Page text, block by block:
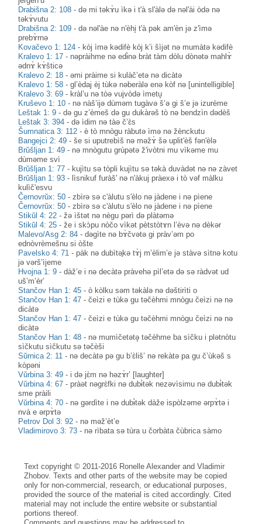
Drabišna 2: 108 -də mi təkɤ̀u ìkə i t'à sl'àlə də nəl'ài òdə nə
təkɤ̀vutu
Drabišna 2: 109 -də nəl'àe nə n'èhi̥ t'à pək am'èn jə z'ìmə
prebɤ̀rnə
Kovačevo 1: 124 - kòj ìmə kədifè kòj k’i šìjət nə mumàtə kədifè
Kralevo 1: 17 - nəpràihme nə edɨ̀nə bràt tàm dòlu dònətə mahlɤ̀
ədnɤ̀ kɤ̀šticə
Kralevo 2: 18 -əmi pràime si kulàč’etə nə dicàtə
Kralevo 1: 58 -gl’èdaj èj tùkə nəberàlə enə kòf nə [unintelligible]
Kralevo 3: 69 - kràl’u nə tòə vujvòdə ìmetu̥
Kruševo 1: 10 - nə nàš’ijə dùməm tugàvə š’ə gi š’e jə izurème
Leštak 1: 9 -də gu z’èmeš də gu dukàrəš tò nə bendzìn dədèš
Leštak 3: 394 -də ìdim nə tàə č’ɛ̀s
Šumnatica 3: 112 -è tò mnògu ràbutə ìmə nə žènckutu
Bangejci 2: 49 -še si uputrebìš nə məžɤ̀ šə uplit'èš fən'èlə
Brŭšljan 1: 49 - nə mnògutu grùpətə ž'ivòtni mu vìkəme mu
dùməme svì
Brŭšljan 1: 77 - kujìtu sə tòpli kujìtu sə təkà duvàdət nə nə zàvet
Brŭšljan 1: 93 - lìsnikuf furàš' nə n'àkuj pràexə i tò vəf màlku
kulìč'esvu
Černovrŭx: 50 -zbìrə sə c'àlutu s'èlo nə jàdene i nə pìene
Černovrŭx: 50 -zbìrə sə c'àlutu s'èlo nə jàdene i nə pìene
Stikŭl 4: 22 -žə ìštət nə nègu pərì də plàtəmə
Stikŭl 4: 25 -že i skɔ̀pu nòčo vìkət pètstòtɤn l’èvə nə dèkər
Malevo/Asg 2: 84 -dəgìte nə bɤ̀čvətə gi pràv’əm po
ednòvrèmešnu si òšte
Pavelsko 4: 71 -pàk nə dubìtә̥kə tɤ̀j m’èlim’e jə stàvə sìtnə kotu
jə vərš’ìjeme
Hvojna 1: 9 -dàž’e i nə decàtə pràvehə pìl’etə də sə ràdvət ud
uš’m’èr’
Stančov Han 1: 45 -ò kòlku sәm tәkàlә nә dәštirìti o
Stančov Han 1: 47 -čeìzi e tùkә gu tәčèhmi mnògu čeìzi nə nə
dicàtə
Stančov Han 1: 47 -čeìzi e tùkә gu tәčèhmi mnògu čeìzi nə nə
dicàtə
Stančov Han 1: 48 - nə mumìčetətə̥ təčèhme ba sìčku i plәtnòtu
sìčkutu sìčkutu sә tәčèši
Sŭrnica 2: 11 - nə decàtə pə gu b’ɛ̀liš’ nə rekàtə pa gu č’ùkəš s
kòpəni
Vŭrbina 3: 49 - i də jɛ̀m nə həzɤ̀r’ [laughter]
Vŭrbina 4: 67 -pràət nəgrɛ̀fki nə dubɨ̀tək nezəvìsimu nə dubɨ̀tək
sme pràili
Vŭrbina 4: 70 - nə gərdìte i nə dubɨ̀tək dàže ispòlzəme ərpɤ̀tə i
nvà e ərpɤ̀tə
Petrov Dol 3: 92 - nə məž’èt’e
Vladimirovo 3: 73 - nə rìbata sə tùra u čorbàta čùbrica sàmo
Text copyright © 2011-2016 Ronelle Alexander and Vladimir
Zhobov. Texts and other parts of the website may be copied
only for non-commercial, research, or educational purposes,
provided the source of the material is cited accordingly. Cited
material may not include the entire website or substantial
portions thereof.